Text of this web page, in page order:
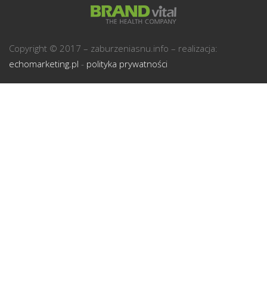
Copyright © 2017 – zaburzeniasnu.info – realizacja:
echomarketing.pl - polityka prywatności